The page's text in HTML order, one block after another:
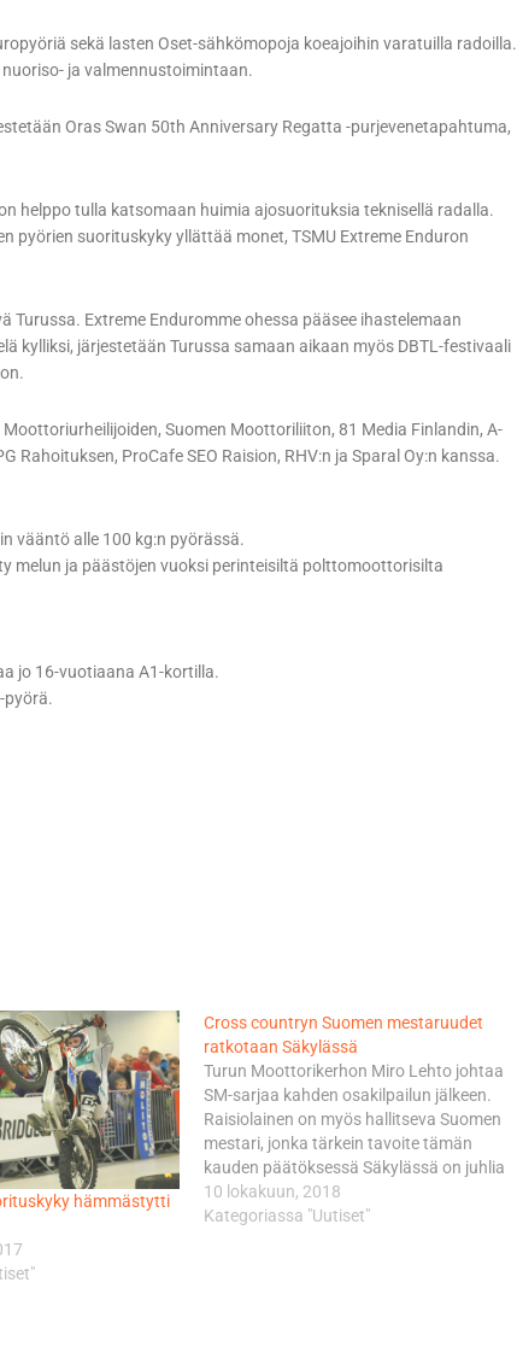
sekä lasten Oset-sähkömopoja koeajoihin varatuilla radoilla.
ja valmennustoimintaan.
Oras Swan 50th Anniversary Regatta -purjevenetapahtuma,
helppo tulla katsomaan huimia ajosuorituksia teknisellä radalla.
suorituskyky yllättää monet, TSMU Extreme Enduron
Extreme Enduromme ohessa pääsee ihastelemaan
kylliksi, järjestetään Turussa samaan aikaan myös DBTL-festivaali
Suomen Moottoriliiton, 81 Media Finlandin, A-
Rahoituksen, ProCafe SEO Raision, RHV:n ja Sparal Oy:n kanssa.
vääntö alle 100 kg:n pyörässä.
melun ja päästöjen vuoksi perinteisiltä polttomoottorisilta
jo 16-vuotiaana A1-kortilla.
pyörä.
hämmästytti
Cross countryn Suomen mestaruudet
ratkotaan Säkylässä
Turun Moottorikerhon Miro Lehto johtaa
SM-sarjaa kahden osakilpailun jälkeen.
Raisiolainen on myös hallitseva Suomen
mestari, jonka tärkein tavoite tämän
kauden päätöksessä Säkylässä on juhlia
uransa toista titteliä. Porin
Moottorikerhon Aleksi Nieminen on
10 lokakuun, 2018
Kategoriassa "Uutiset"